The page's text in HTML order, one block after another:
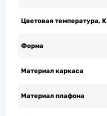
Цветовая температура, K
Форма
Материал каркаса
Материал плафона